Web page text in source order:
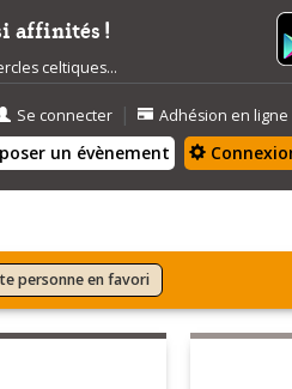
affinités !
celtiques...
Se connecter | Adhésion en ligne
un évènement
personne en favori